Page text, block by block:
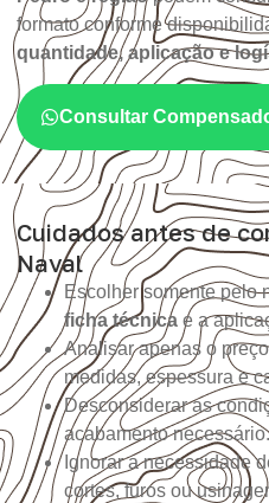
formato conforme
quantidade, aplicação e
Consultar
Cuidados antes de
Naval
Escolher somente pelo
ficha técnica e a
Analisar apenas o
medidas, espessura e
Desconsiderar as
acabamento necessário.
Ignorar a necessidade
cortes, furos ou